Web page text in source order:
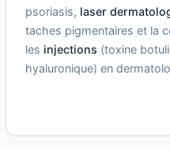
psoriasis, laser
taches pigmentaires et la
les injections (toxine
hyaluronique) en